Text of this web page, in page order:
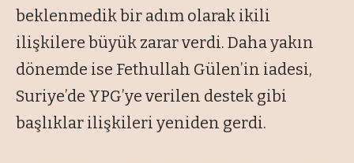
beklenmedik bir adım olarak ikili
ilişkilere büyük zarar verdi. Daha yakın
dönemde ise Fethullah Gülen’in iadesi,
Suriye’de YPG’ye verilen destek gibi
başlıklar ilişkileri yeniden gerdi.